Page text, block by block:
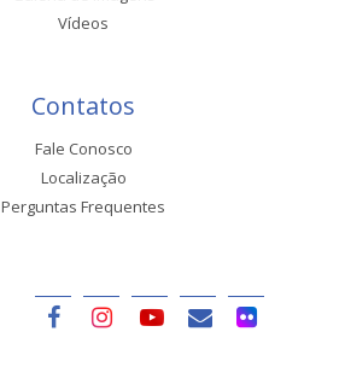
Vídeos
Contatos
Fale Conosco
Localização
Perguntas Frequentes